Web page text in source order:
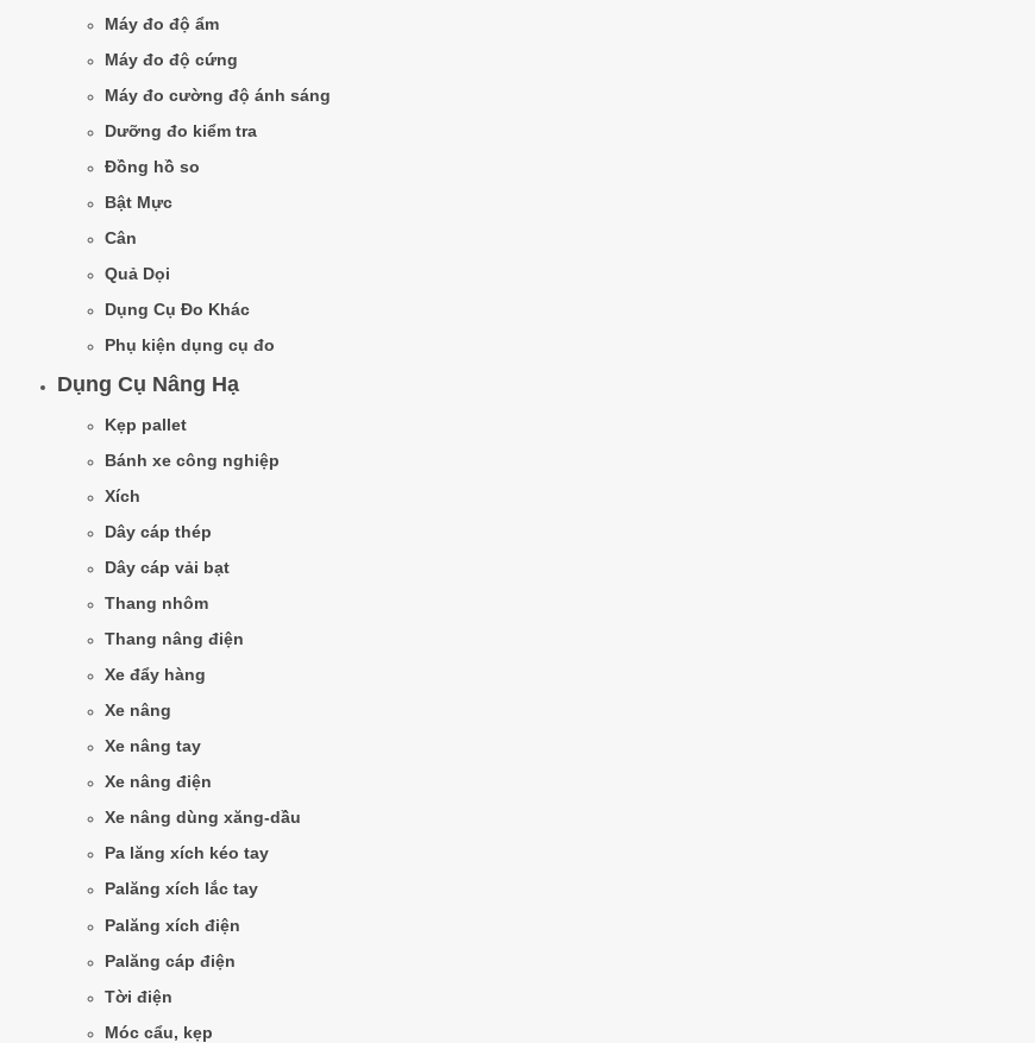
Máy đo độ ẩm
Máy đo độ cứng
Máy đo cường độ ánh sáng
Dưỡng đo kiểm tra
Đồng hồ so
Bật Mực
Cân
Quả Dọi
Dụng Cụ Đo Khác
Phụ kiện dụng cụ đo
Dụng Cụ Nâng Hạ
Kẹp pallet
Bánh xe công nghiệp
Xích
Dây cáp thép
Dây cáp vải bạt
Thang nhôm
Thang nâng điện
Xe đẩy hàng
Xe nâng
Xe nâng tay
Xe nâng điện
Xe nâng dùng xăng-dầu
Pa lăng xích kéo tay
Palăng xích lắc tay
Palăng xích điện
Palăng cáp điện
Tời điện
Móc cẩu, kẹp